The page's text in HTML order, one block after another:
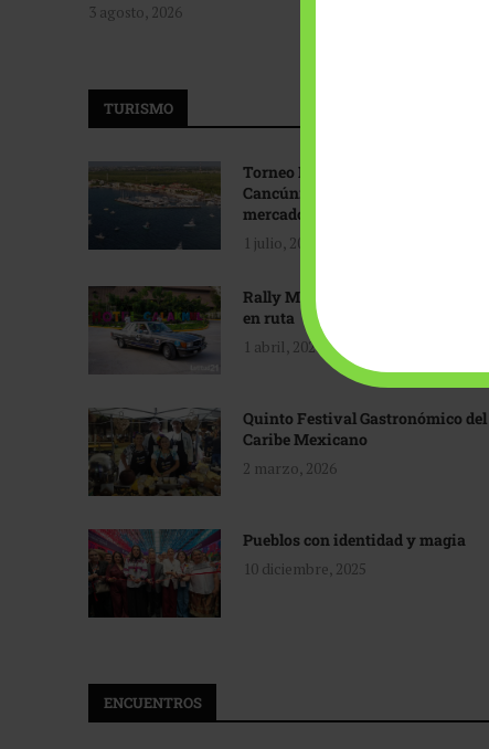
3 agosto, 2026
TURISMO
Torneo Internacional de Pesca
Cancún: Navegando hacia nuevos
mercados
1 julio, 2026
Rally Maya: Herencia automotriz
en ruta
1 abril, 2026
Quinto Festival Gastronómico del
Caribe Mexicano
2 marzo, 2026
Pueblos con identidad y magia
10 diciembre, 2025
ENCUENTROS